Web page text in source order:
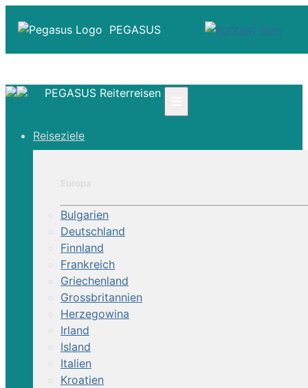
PEGASUS
☎ Deutschland 0800 - 505 18 01
Über Uns
PEGASUS Reiterreisen
Reiseziele
Bulgarien
Deutschland
Finnland
Frankreich
Griechenland
Grossbritannien
Herzegowina
Irland
Island
Italien
Kroatien